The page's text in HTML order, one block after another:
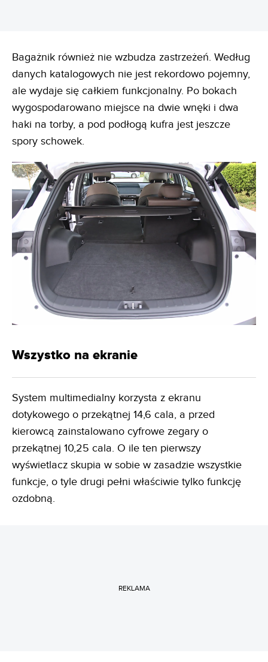
Bagażnik również nie wzbudza zastrzeżeń. Według
danych katalogowych nie jest rekordowo pojemny,
ale wydaje się całkiem funkcjonalny. Po bokach
wygospodarowano miejsce na dwie wnęki i dwa
haki na torby, a pod podłogą kufra jest jeszcze
spory schowek.
Wszystko na ekranie
System multimedialny korzysta z ekranu
dotykowego o przekątnej 14,6 cala, a przed
kierowcą zainstalowano cyfrowe zegary o
przekątnej 10,25 cala. O ile ten pierwszy
wyświetlacz skupia w sobie w zasadzie wszystkie
funkcje, o tyle drugi pełni właściwie tylko funkcję
ozdobną.
REKLAMA